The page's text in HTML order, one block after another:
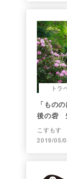
トラ
「もの
後の砦
こすもす
2019/05/